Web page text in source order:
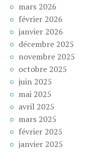
mars 2026
février 2026
janvier 2026
décembre 2025
novembre 2025
octobre 2025
juin 2025
mai 2025
avril 2025
mars 2025
février 2025
janvier 2025